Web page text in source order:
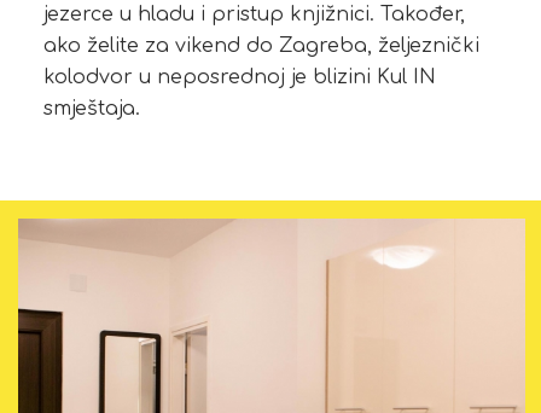
jezerce u hladu i pristup knjižnici. Također,
ako želite za vikend do Zagreba, željeznički
kolodvor u neposrednoj je blizini Kul IN
smještaja.